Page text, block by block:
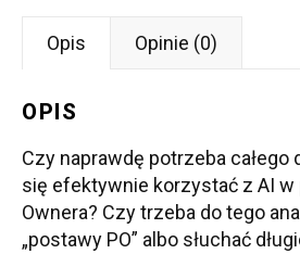
Opis Opinie (0)
OPIS
Czy naprawdę potrzeba całego
się efektywnie korzystać z AI w
Ownera? Czy trzeba do tego
„postawy PO” albo słuchać